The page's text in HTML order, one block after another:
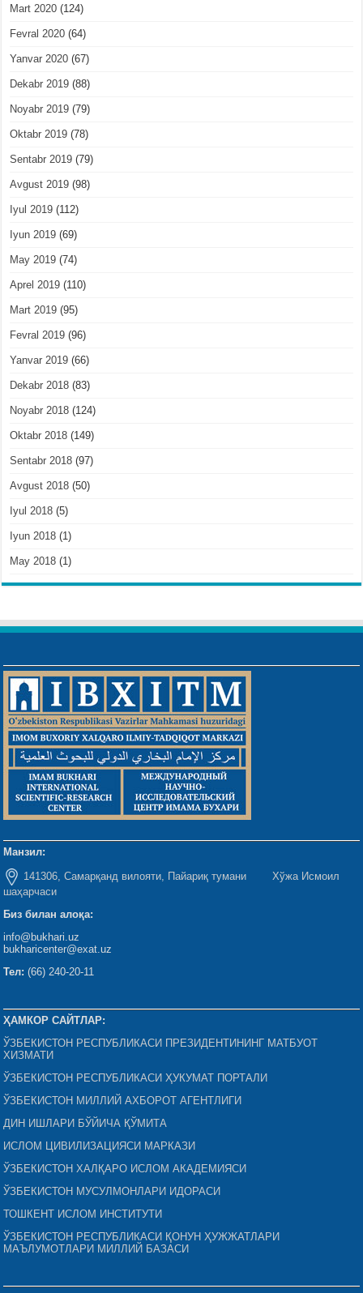
Mart 2020 (124)
Fevral 2020 (64)
Yanvar 2020 (67)
Dekabr 2019 (88)
Noyabr 2019 (79)
Oktabr 2019 (78)
Sentabr 2019 (79)
Avgust 2019 (98)
Iyul 2019 (112)
Iyun 2019 (69)
May 2019 (74)
Aprel 2019 (110)
Mart 2019 (95)
Fevral 2019 (96)
Yanvar 2019 (66)
Dekabr 2018 (83)
Noyabr 2018 (124)
Oktabr 2018 (149)
Sentabr 2018 (97)
Avgust 2018 (50)
Iyul 2018 (5)
Iyun 2018 (1)
May 2018 (1)
Манзил:
141306, Самарқанд вилояти, Пайариқ тумани Хўжа Исмоил
шаҳарчаси
Биз билан алоқа:
info@bukhari.uz
bukharicenter@exat.uz
Тел: (66) 240-20-11
ҲАМКОР САЙТЛАР:
ЎЗБЕКИСТОН РЕСПУБЛИКАСИ ПРЕЗИДЕНТИНИНГ МАТБУОТ
ХИЗМАТИ
ЎЗБЕКИСТОН РЕСПУБЛИКАСИ ҲУКУМАТ ПОРТАЛИ
ЎЗБЕКИСТОН МИЛЛИЙ АХБОРОТ АГЕНТЛИГИ
ДИН ИШЛАРИ БЎЙИЧА ҚЎМИТА
ИСЛОМ ЦИВИЛИЗАЦИЯСИ МАРКАЗИ
ЎЗБЕКИСТОН ХАЛҚАРО ИСЛОМ АКАДЕМИЯСИ
ЎЗБЕКИСТОН МУСУЛМОНЛАРИ ИДОРАСИ
ТОШКЕНТ ИСЛОМ ИНСТИТУТИ
ЎЗБЕКИСТОН РЕСПУБЛИКАСИ ҚОНУН ҲУЖЖАТЛАРИ
МАЪЛУМОТЛАРИ МИЛЛИЙ БАЗАСИ